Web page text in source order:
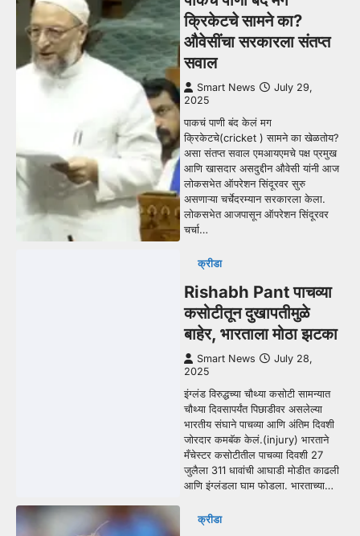
क्रिकेटचे सामने का?
औवेसींचा सरकारला संतप्त
सवाल
Smart News
July 29,
2025
पाकचं पाणी बंद केलं मग
क्रिकेटचे(cricket ) सामने का खेळतोय?
असा संतप्त सवाल एमआयएमचे पक्ष प्रमुख
आणि खासदार असदुद्दीन औवेसी यांनी आज
लोकसभेत ऑपरेशन सिंदूरवर सुरु
असणाऱ्या चर्चेदरम्यान सरकारला केला.
लोकसभेत आजपासून ऑपरेशन सिंदूरवर
चर्चा…
क्रीडा
Rishabh Pant पाचव्या
कसोटीतून दुखापतीमुळे
बाहेर, भारताला मोठा झटका
Smart News
July 28,
2025
इंग्लंड विरुद्धच्या चौथ्या कसोटी सामन्यात
चौथ्या दिवसापर्यंत पिछाडीवर असलेल्या
भारतीय संघाने पाचव्या आणि अंतिम दिवशी
जोरदार कमबॅक केलं.(injury) भारताने
मँचेस्टर कसोटीतील पाचव्या दिवशी 27
जुलैला 311 धावांची आघाडी मोडीत काढली
आणि इंग्लंडला घाम फोडला. भारताच्या…
क्रीडा